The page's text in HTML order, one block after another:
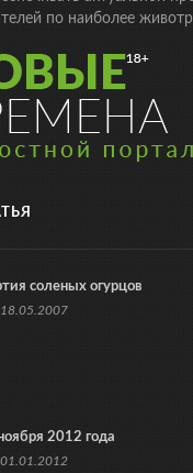
по наиболее
соленых огурцов
18.05.2007
2012 года
01.01.2012